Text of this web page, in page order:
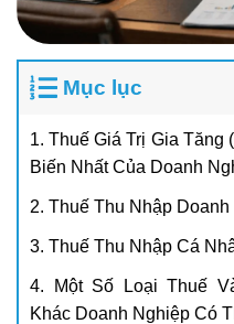
Mục lục
1. Thuế Giá Trị Gia Tăng
Biến Nhất Của Doanh
2. Thuế Thu Nhập
3. Thuế Thu Nhập Cá
4. Một Số Loại Thuế
Khác Doanh Nghiệp Có